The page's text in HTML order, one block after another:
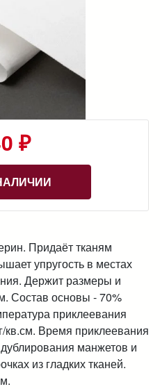
₽
Придаёт тканям
упругость в местах
Держит размеры и
Состав основы - 70%
приклеевания
кв.см. Время приклеевания
манжетов и
из гладких тканей.